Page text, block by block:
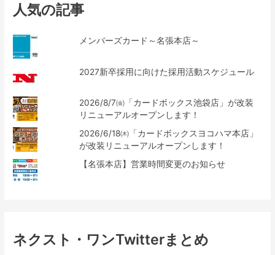
人気の記事
メンバーズカード～名張本店～
2027新卒採用に向けた採用活動スケジュール
2026/8/7㈮「カードボックス池袋店」が改装
リニューアルオープンします！
2026/6/18㈭「カードボックスヨコハマ本店」
が改装リニューアルオープンします！
【名張本店】営業時間変更のお知らせ
ネクスト・ワンTwitterまとめ